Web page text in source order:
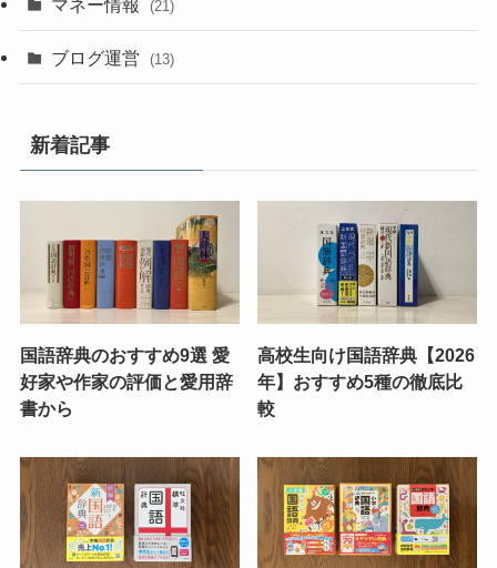
マネー情報 (21)
ブログ運営 (13)
新着記事
国語辞典のおすすめ9選 愛
好家や作家の評価と愛用辞
書から
高校生向け国語辞典【2026
年】おすすめ5種の徹底比
較